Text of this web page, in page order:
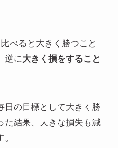
べると大きく勝つこと
逆に大きく損をすること
日の目標として大きく勝
た結果、大きな損失も減